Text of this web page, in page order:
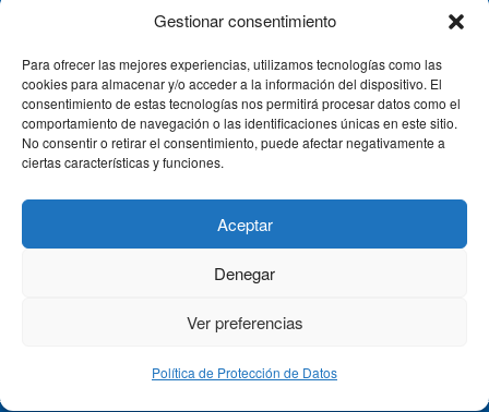
Gestionar consentimiento
Para ofrecer las mejores experiencias, utilizamos tecnologías como las
cookies para almacenar y/o acceder a la información del dispositivo. El
consentimiento de estas tecnologías nos permitirá procesar datos como el
comportamiento de navegación o las identificaciones únicas en este sitio.
No consentir o retirar el consentimiento, puede afectar negativamente a
ciertas características y funciones.
Aceptar
Denegar
Ver preferencias
Política de Protección de Datos
CLÍNICA CEMTRO
QUIÉNES SOMOS